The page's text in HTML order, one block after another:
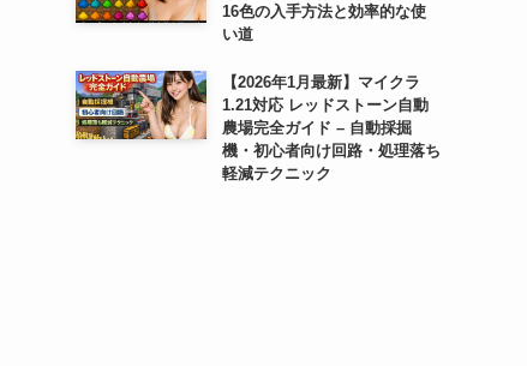
16色の入手方法と効率的な使
い道
【2026年1月最新】マイクラ
1.21対応 レッドストーン自動
農場完全ガイド – 自動採掘
機・初心者向け回路・処理落ち
軽減テクニック